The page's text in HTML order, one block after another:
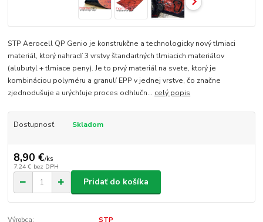
STP Aerocell QP Genio je konstrukčne a technologicky nový tlmiaci
materiál, ktorý nahradí 3 vrstvy štandartných tlmiacich materiálov
(alubutyl + tlmiace peny). Je to prvý materiál na svete, ktorý je
kombináciou polyméru a granulí EPP v jednej vrstve, čo značne
zjednodušuje a urýchľuje proces odhlučn... celý popis
Dostupnosť Skladom
8,90 €/ks
7,24 € bez DPH
Pridať do košíka
Výrobca: STP